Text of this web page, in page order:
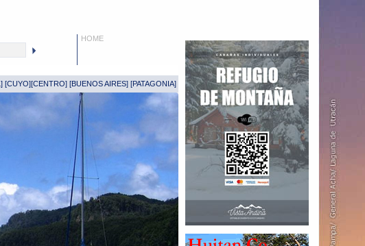
HOME
] [CUYO][CENTRO] [BUENOS AIRES] [PATAGONIA]